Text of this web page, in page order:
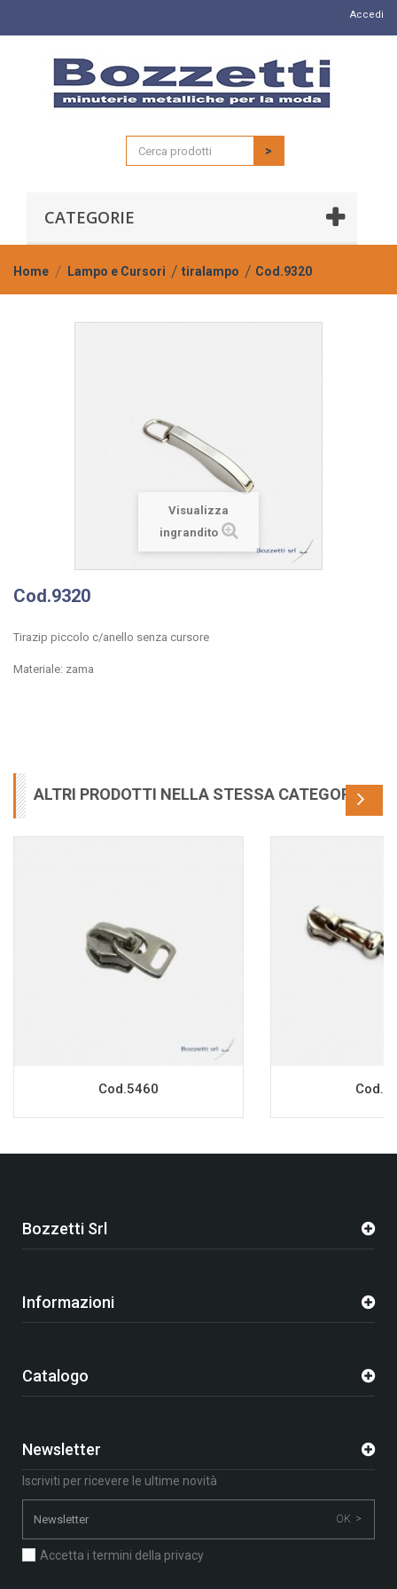
Accedi
>
CATEGORIE
Home Lampo e Cursori tiralampo Cod.9320
Visualizza
ingrandito
Cod.9320
Tirazip piccolo c/anello senza cursore
Materiale: zama
ALTRI PRODOTTI NELLA STESSA CATEGORIA
Cod.5460
Bozzetti Srl
Informazioni
Catalogo
Newsletter
Iscriviti per ricevere le ultime novità
OK >
Accetta i termini della privacy